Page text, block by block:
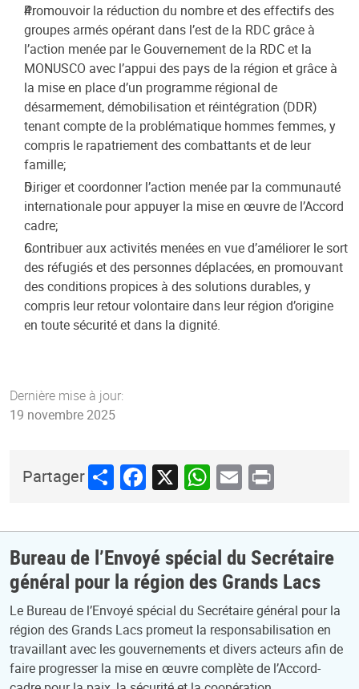
Promouvoir la réduction du nombre et des effectifs des
groupes armés opérant dans l’est de la RDC grâce à
l’action menée par le Gouvernement de la RDC et la
MONUSCO avec l’appui des pays de la région et grâce à
la mise en place d’un programme régional de
désarmement, démobilisation et réintégration (DDR)
tenant compte de la problématique hommes femmes, y
compris le rapatriement des combattants et de leur
famille;
Diriger et coordonner l’action menée par la communauté
internationale pour appuyer la mise en œuvre de l’Accord
cadre;
Contribuer aux activités menées en vue d’améliorer le sort
des réfugiés et des personnes déplacées, en promouvant
des conditions propices à des solutions durables, y
compris leur retour volontaire dans leur région d’origine
en toute sécurité et dans la dignité.
Dernière mise à jour:
19 novembre 2025
PartagerShareFacebook
X WhatsApp
Email
Print
Bureau de l’Envoyé spécial du Secrétaire
général pour la région des Grands Lacs
Le Bureau de l’Envoyé spécial du Secrétaire général pour la
région des Grands Lacs promeut la responsabilisation en
travaillant avec les gouvernements et divers acteurs afin de
faire progresser la mise en œuvre complète de l’Accord-